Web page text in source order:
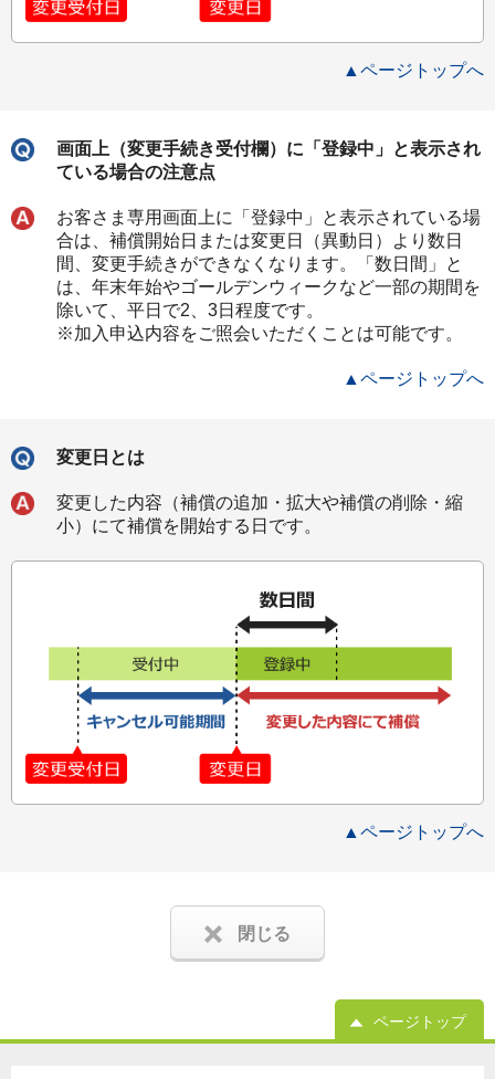
▲ページトップへ
画面上（変更手続き受付欄）に「登録中」と表示され
ている場合の注意点
お客さま専用画面上に「登録中」と表示されている場
合は、補償開始日または変更日（異動日）より数日
間、変更手続きができなくなります。「数日間」と
は、年末年始やゴールデンウィークなど一部の期間を
除いて、平日で2、3日程度です。
※加入申込内容をご照会いただくことは可能です。
▲ページトップへ
変更日とは
変更した内容（補償の追加・拡大や補償の削除・縮
小）にて補償を開始する日です。
▲ページトップへ
閉じる
ページトップ